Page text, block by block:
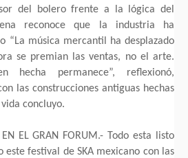
del bolero frente a la lógica del
reconoce que la industria ha
“La música mercantil ha desplazado
se premian las ventas, no el arte.
hecha permanece”, reflexionó,
las construcciones antiguas hechas
concluyo.
EN EL GRAN FORUM.- Todo esta listo
este festival de SKA mexicano con las